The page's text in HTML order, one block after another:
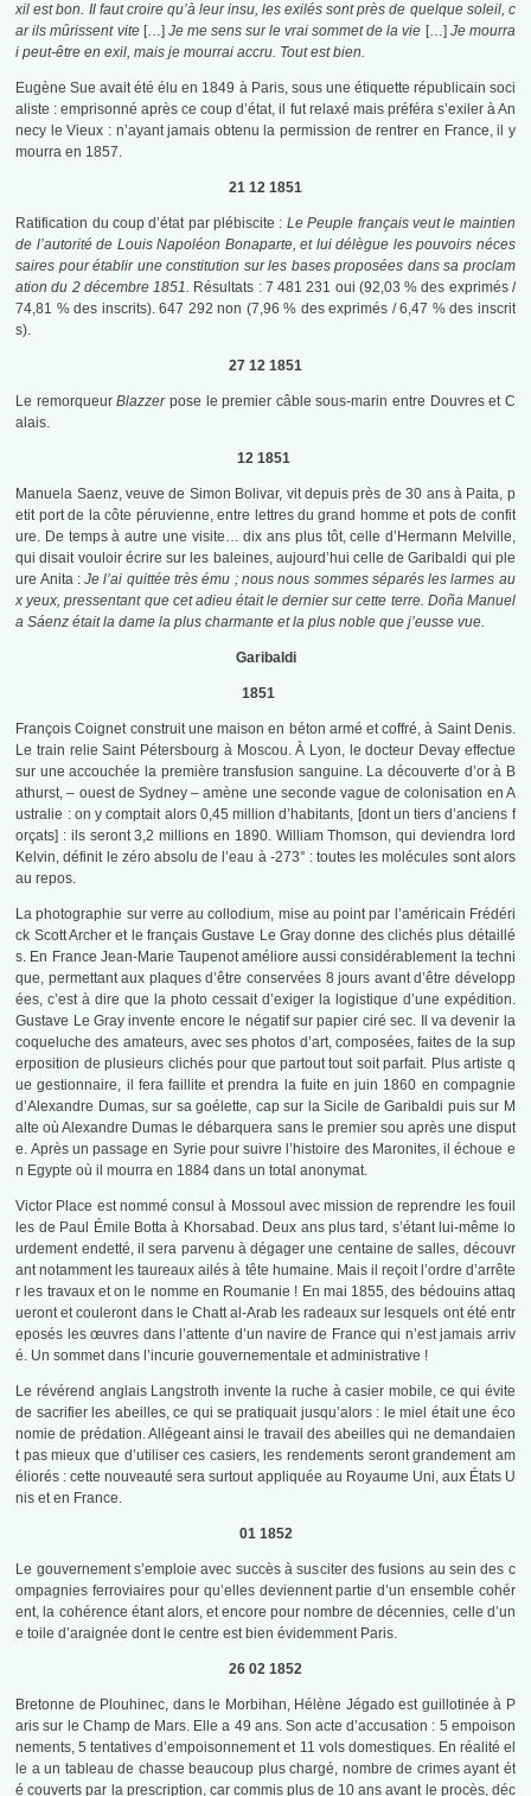
xil est bon. Il faut croire qu’à leur insu, les exilés sont près de quelque soleil, c
ar ils mûrissent vite[…] Je me sens sur le vrai sommet de la vie […] Je mourra
i peut-être en exil, mais je mourrai accru. Tout est bien.
Eugène Sue avait été élu en 1849 à Paris, sous une étiquette républicain soci
aliste : emprisonné après ce coup d’état, il fut relaxé mais préféra s’exiler à An
necy le Vieux : n’ayant jamais obtenu la permission de rentrer en France, il y
mourra en 1857.
21 12 1851
Ratification du coup d’état par plébiscite : Le Peuple français veut le maintien
de l’autorité de Louis Napoléon Bonaparte, et lui délègue les pouvoirs néces
saires pour établir une constitution sur les bases proposées dans sa proclam
ation du 2 décembre 1851. Résultats : 7 481 231 oui (92,03 % des exprimés /
74,81 % des inscrits). 647 292 non (7,96 % des exprimés / 6,47 % des inscrit
s).
27 12 1851
Le remorqueurBlazzerpose le premier câble sous-marin entre Douvres et C
alais.
12 1851
Manuela Saenz, veuve de Simon Bolivar, vit depuis près de 30 ans à Paita, p
etit port de la côte péruvienne, entre lettres du grand homme et pots de confit
ure. De temps à autre une visite… dix ans plus tôt, celle d’Hermann Melville,
qui disait vouloir écrire sur les baleines, aujourd’hui celle de Garibaldi qui ple
ure Anita :Je l’ai quittée très ému ; nous nous sommes séparés les larmes au
x yeux, pressentant que cet adieu était le dernier sur cette terre. Doña Manuel
a Sáenz était la dame la plus charmante et la plus noble que j’eusse vue.
Garibaldi
1851
François Coignet construit une maison en béton armé et coffré, à Saint Denis.
Le train relie Saint Pétersbourg à Moscou. À Lyon, le docteur Devay effectue
sur une accouchée la première transfusion sanguine. La découverte d’or à B
athurst, – ouest de Sydney – amène une seconde vague de colonisation en A
ustralie : on y comptait alors 0,45 million d’habitants, [dont un tiers d’anciens f
orçats] : ils seront 3,2 millions en 1890. William Thomson, qui deviendra lord
Kelvin, définit le zéro absolu de l’eau à -273° : toutes les molécules sont alors
au repos.
La photographie sur verre au collodium, mise au point par l’américain Frédéri
ck Scott Archer et le français Gustave Le Gray donne des clichés plus détaillé
s. En France Jean-Marie Taupenot améliore aussi considérablement la techni
que, permettant aux plaques d’être conservées 8 jours avant d’être développ
ées, c’est à dire que la photo cessait d’exiger la logistique d’une expédition.
Gustave Le Gray invente encore le négatif sur papier ciré sec. Il va devenir la
coqueluche des amateurs, avec ses photos d’art, composées, faites de la sup
erposition de plusieurs clichés pour que partout tout soit parfait. Plus artiste q
ue gestionnaire, il fera faillite et prendra la fuite en juin 1860 en compagnie
d’Alexandre Dumas, sur sa goélette, cap sur la Sicile de Garibaldi puis sur M
alte où Alexandre Dumas le débarquera sans le premier sou après une disput
e. Après un passage en Syrie pour suivre l’histoire des Maronites, il échoue e
n Egypte où il mourra en 1884 dans un total anonymat.
Victor Place est nommé consul à Mossoul avec mission de reprendre les fouil
les de Paul Émile Botta à Khorsabad. Deux ans plus tard, s’étant lui-même lo
urdement endetté, il sera parvenu à dégager une centaine de salles, découvr
ant notamment les taureaux ailés à tête humaine. Mais il reçoit l’ordre d’arrête
r les travaux et on le nomme en Roumanie ! En mai 1855, des bédouins attaq
ueront et couleront dans le Chatt al-Arab les radeaux sur lesquels ont été entr
eposés les œuvres dans l’attente d’un navire de France qui n’est jamais arriv
é. Un sommet dans l’incurie gouvernementale et administrative !
Le révérend anglais Langstroth invente la ruche à casier mobile, ce qui évite
de sacrifier les abeilles, ce qui se pratiquait jusqu’alors : le miel était une éco
nomie de prédation. Allégeant ainsi le travail des abeilles qui ne demandaien
t pas mieux que d’utiliser ces casiers, les rendements seront grandement am
éliorés : cette nouveauté sera surtout appliquée au Royaume Uni, aux États U
nis et en France.
01 1852
Le gouvernement s’emploie avec succès à susciter des fusions au sein des c
ompagnies ferroviaires pour qu’elles deviennent partie d’un ensemble cohér
ent, la cohérence étant alors, et encore pour nombre de décennies, celle d’un
e toile d’araignée dont le centre est bien évidemment Paris.
26 02 1852
Bretonne de Plouhinec, dans le Morbihan, Hélène Jégado est guillotinée à P
aris sur le Champ de Mars. Elle a 49 ans. Son acte d’accusation : 5 empoison
nements, 5 tentatives d’empoisonnement et 11 vols domestiques. En réalité el
le a un tableau de chasse beaucoup plus chargé, nombre de crimes ayant ét
é couverts par la prescription, car commis plus de 10 ans avant le procès, déc